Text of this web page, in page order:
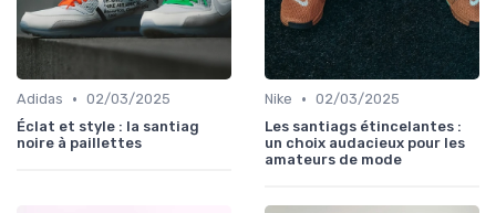
Adidas • 02/03/2025
Éclat et style : la santiag
noire à paillettes
Nike • 02/03/2025
Les santiags étincelantes :
un choix audacieux pour les
amateurs de mode